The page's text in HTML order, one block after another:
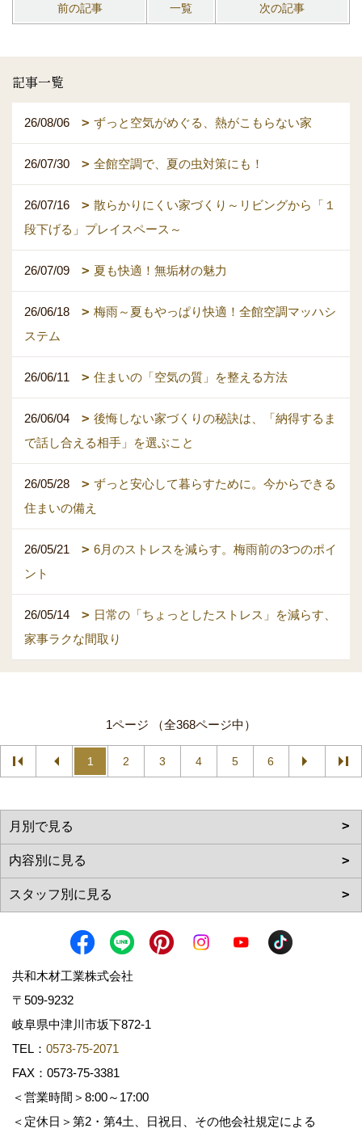
前の記事 一覧 次の記事
記事一覧
26/08/06 ずっと空気がめぐる、熱がこもらない家
26/07/30 全館空調で、夏の虫対策にも！
26/07/16
散らかりにくい家づくり～リビングから「１
段下げる」プレイスペース～
26/07/09 夏も快適！無垢材の魅力
26/06/18
梅雨～夏もやっぱり快適！全館空調マッハシ
ステム
26/06/11 住まいの「空気の質」を整える方法
26/06/04
後悔しない家づくりの秘訣は、「納得するま
で話し合える相手」を選ぶこと
26/05/28
ずっと安心して暮らすために。今からできる
住まいの備え
26/05/21
6月のストレスを減らす。梅雨前の3つのポイ
ント
26/05/14
日常の「ちょっとしたストレス」を減らす、
家事ラクな間取り
1ページ （全368ページ中）
1 2 3 4 5 6
共和木材工業株式会社
〒509-9232
岐阜県中津川市坂下872‐1
TEL： 0573-75-2071
FAX：0573-75-3381
＜営業時間＞8:00～17:00
＜定休日＞第2・第4土、日祝日、その他会社規定による